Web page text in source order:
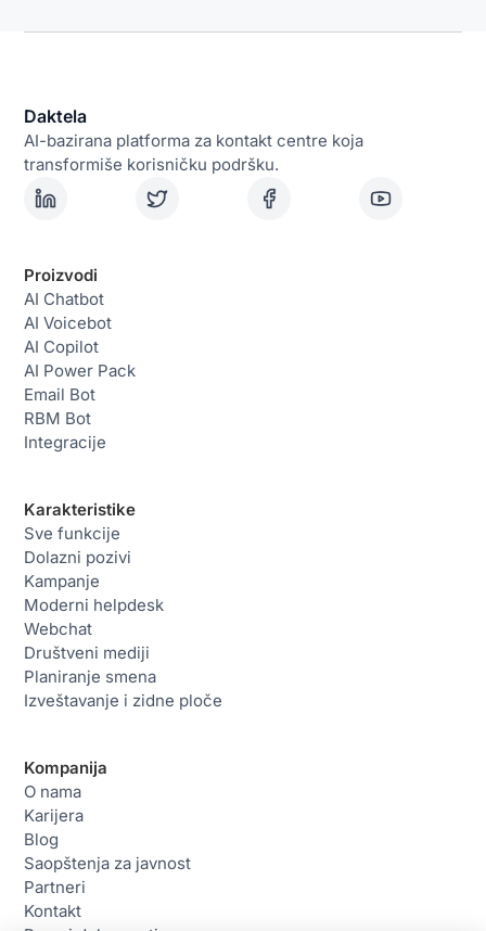
Daktela
AI-bazirana platforma za kontakt centre koja
transformiše korisničku podršku.
Proizvodi
AI Chatbot
AI Voicebot
AI Copilot
AI Power Pack
Email Bot
RBM Bot
Integracije
Karakteristike
Sve funkcije
Dolazni pozivi
Kampanje
Moderni helpdesk
Webchat
Društveni mediji
Planiranje smena
Izveštavanje i zidne ploče
Kompanija
O nama
Karijera
Blog
Saopštenja za javnost
Partneri
Kontakt